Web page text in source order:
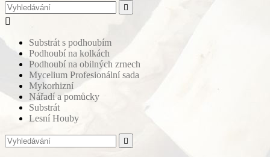


Substrát s podhoubím
Podhoubí na kolkách
Podhoubí na obilných zrnech
Mycelium Profesionální sada
Mykorhizní
Nářadí a pomůcky
Substrát
Lesní Houby
